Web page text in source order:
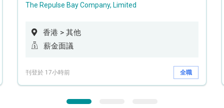
The Repulse Bay Company, Limited
香港 > 其他
薪金面議
刊登於 17小時前 全職